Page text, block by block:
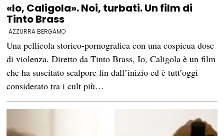
«Io, Caligola». Noi, turbati. Un film di
Tinto Brass
AZZURRA BERGAMO
Una pellicola storico-pornografica con una cospicua dose
di violenza. Diretto da Tinto Brass, Io, Caligola è un film
che ha suscitato scalpore fin dall’inizio ed è tutt’oggi
considerato tra i cult più…